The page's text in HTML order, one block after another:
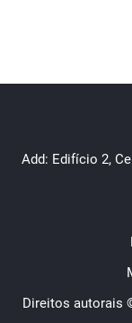
Add: Edifício 2,
Direitos autorais